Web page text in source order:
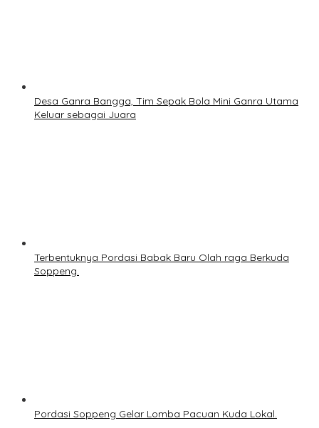
Desa Ganra Bangga, Tim Sepak Bola Mini Ganra Utama
Keluar sebagai Juara
Terbentuknya Pordasi Babak Baru Olah raga Berkuda
Soppeng.
Pordasi Soppeng Gelar Lomba Pacuan Kuda Lokal.